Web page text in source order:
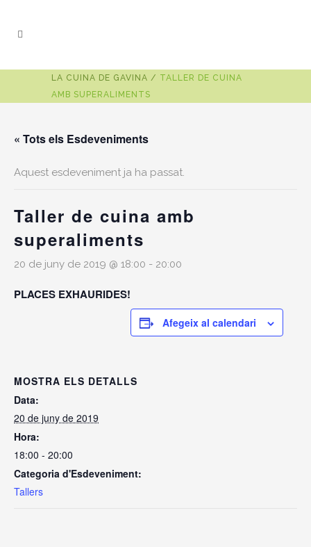
LA CUINA DE GAVINA / TALLER DE CUINA
AMB SUPERALIMENTS
« Tots els Esdeveniments
Aquest esdeveniment ja ha passat.
Taller de cuina amb
superaliments
20 de juny de 2019 @ 18:00 - 20:00
PLACES EXHAURIDES!
Afegeix al calendari
MOSTRA ELS DETALLS
Data:
20 de juny de 2019
Hora:
18:00 - 20:00
Categoria d'Esdeveniment:
Tallers